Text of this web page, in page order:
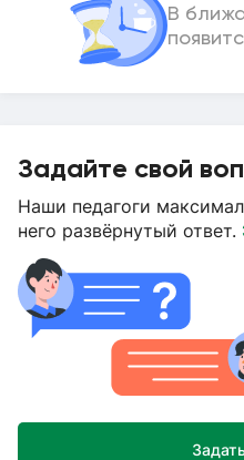
В
Задайте свой
Наши педагоги
него развёрнутый ответ.